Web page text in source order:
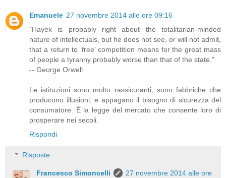
Emanuele 27 novembre 2014 alle ore 09:16
"Hayek is probably right about the totalitarian-minded
nature of intellectuals, but he does not see, or will not admit,
that a return to ‘free’ competition means for the great mass
of people a tyranny probably worse than that of the state."
-- George Orwell
Le istituzioni sono molto rassicuranti, sono fabbriche che
producono illusioni, e appagano il bisogno di sicurezza del
consumatore. È la legge del mercato che consente loro di
prosperare nei secoli.
Rispondi
Risposte
Francesco Simoncelli
27 novembre 2014 alle ore